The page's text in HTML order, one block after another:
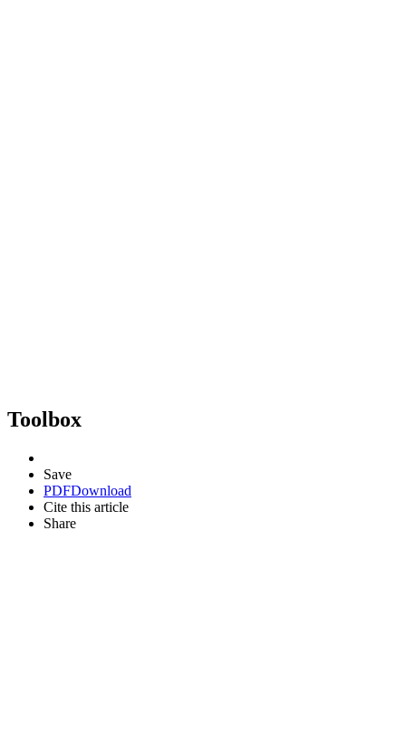
Toolbox
Save
PDFDownload
Cite this article
Share